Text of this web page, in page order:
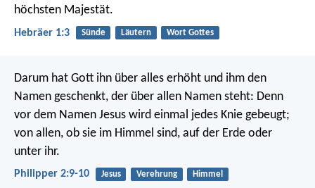
höchsten Majestät.
Hebräer 1:3 Sünde Läutern Wort Gottes
Darum hat Gott ihn über alles erhöht und ihm den
Namen geschenkt, der über allen Namen steht: Denn
vor dem Namen Jesus wird einmal jedes Knie gebeugt;
von allen, ob sie im Himmel sind, auf der Erde oder
unter ihr.
Philipper 2:9-10 Jesus Verehrung Himmel